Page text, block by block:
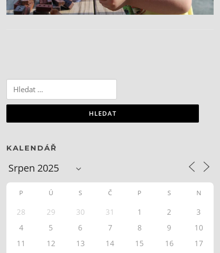
KALENDÁŘ
P Ú S Č P S N
28 29 30 31 1 2
3
4
5 6 7 8 9
10
11
12 13 14 15 16
17